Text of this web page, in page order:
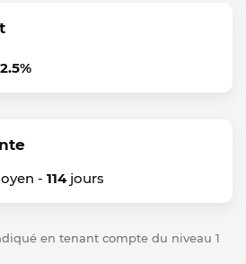
2.5%
- 114jours
en tenant compte du niveau 1